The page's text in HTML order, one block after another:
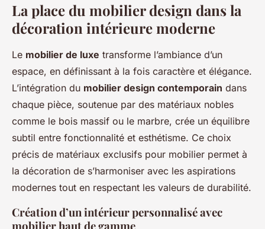
La place du mobilier design dans la
décoration intérieure moderne
Le mobilier de luxe transforme l’ambiance d’un
espace, en définissant à la fois caractère et élégance.
L’intégration du mobilier design contemporain dans
chaque pièce, soutenue par des matériaux nobles
comme le bois massif ou le marbre, crée un équilibre
subtil entre fonctionnalité et esthétisme. Ce choix
précis de matériaux exclusifs pour mobilier permet à
la décoration de s’harmoniser avec les aspirations
modernes tout en respectant les valeurs de durabilité.
Création d’un intérieur personnalisé avec
mobilier haut de gamme